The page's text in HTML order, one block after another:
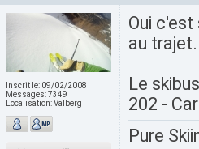
Inscrit le: 09/02/2008
Messages:7349
Localisation:Valberg
Oui
au trajet.
Le
202 -
Pure